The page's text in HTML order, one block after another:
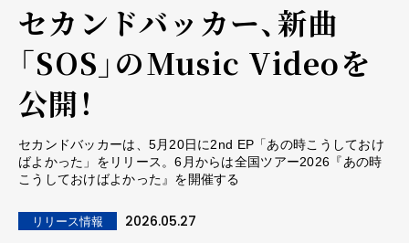
セカンドバッカー、新曲
「SOS」のMusic Videoを
公開！
セカンドバッカーは、5月20日に2nd EP「あの時こうしておけ
ばよかった」をリリース。6月からは全国ツアー2026『あの時
こうしておけばよかった』を開催する
リリース情報 2026.05.27